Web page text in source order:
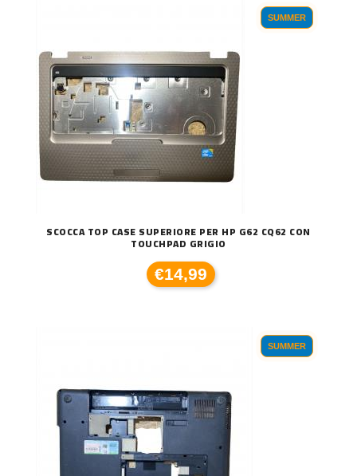
SUMMER
SCOCCA TOP CASE SUPERIORE PER HP G62 CQ62 CON
TOUCHPAD GRIGIO
€14,99
SUMMER